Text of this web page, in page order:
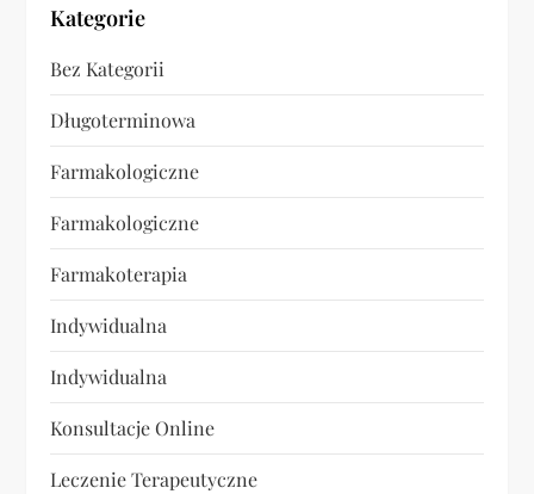
Kategorie
Bez Kategorii
Długoterminowa
Farmakologiczne
Farmakologiczne
Farmakoterapia
Indywidualna
Indywidualna
Konsultacje Online
Leczenie Terapeutyczne